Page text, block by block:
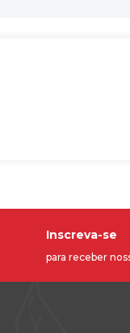
Inscreva-se
para receber